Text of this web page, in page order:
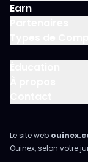
Earn
Le site web
Ouinex, selon votre